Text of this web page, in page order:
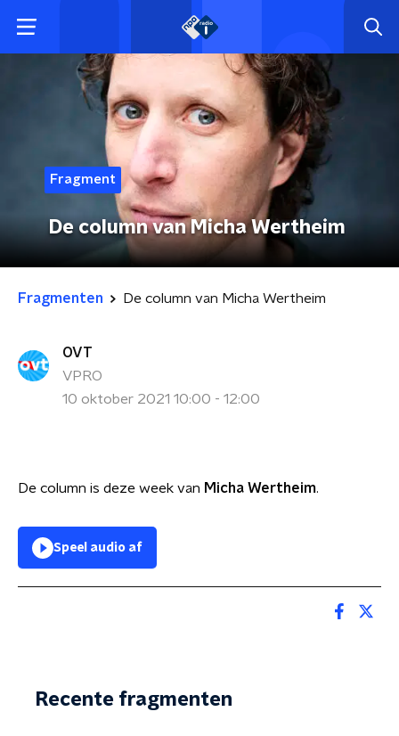
Fragment
De column van Micha Wertheim
Fragmenten De column van Micha Wertheim
OVT
VPRO
10 oktober 2021 10:00 - 12:00
De column is deze week van Micha Wertheim.
Speel audio af
Recente fragmenten